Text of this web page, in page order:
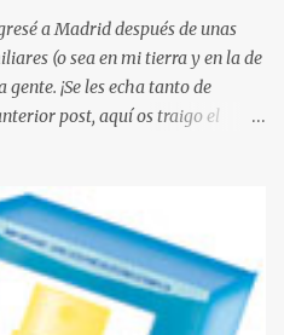
a Madrid después de unas
(o sea en mi tierra y en la de
¡Se les echa tanto de
post, aquí os traigo el
con las muestras que podeis
Para participar sólo tendreis
seguidora a traves de GFC
(Ojo, no se admitirán blogs
España . - Escribir un